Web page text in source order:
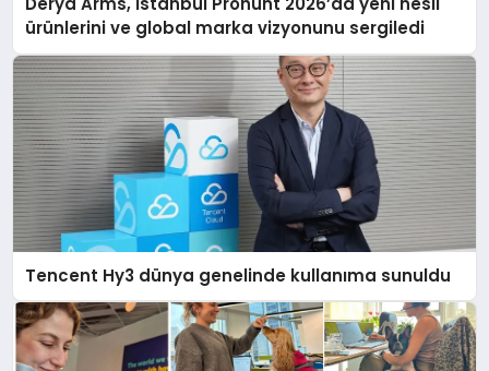
ürünlerini ve global marka vizyonunu sergiledi
Tencent Hy3 dünya genelinde kullanıma sunuldu